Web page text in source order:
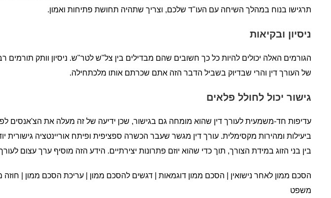
תרגישו בנוח במהלך השיחה עם העו"ד שלכם, וצריך שתהיה תחושת פתיחות ואמון.
ניסיון ובקיאות
הגורמים האלה יכולים להיות כל כך חשובים שהם מבדילים בין צל"ש לטר"ש. ניסיון וותק
של העורך דין והרי שבדיוק בשביל הדבר הזה אתם שכרתם אותו מלכתחילה.
גישור יכול לחולל פלאים
עדיפות חד-משמעית לעורך דין שהוא מומחה גם בגישור, שכן ידיעה של זה מעלה את הצ'אנסים
ביעילות ומהירות מקסימלית. עורך דין מגשר שעבר הכשרה ספציפית ופיתח אוריינטציה גישורית
בין בני הזוג במידת הצורך, תוך כדי שהוא יוזם פתרונות יצירתיים. הידע הזה מוסיף ערך עצום
הסכם ממון לאחר נישואין | הסכם ממון דוגמאות | דגשים להסכם ממון | עריכת הסכם ממון |
משפט